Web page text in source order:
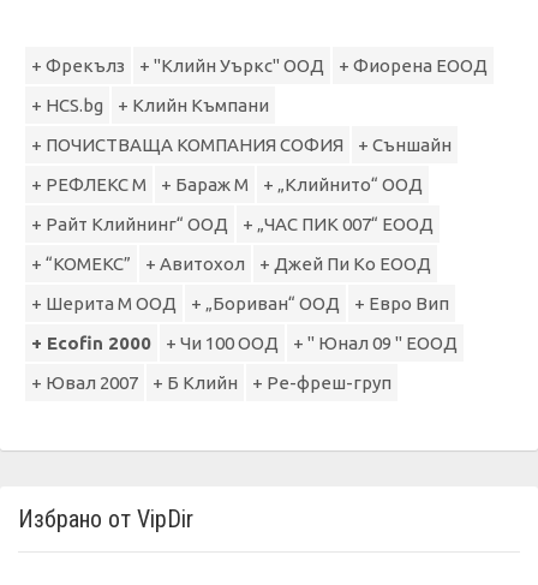
+ Фрекълз + "Клийн Уъркс" ООД
+ Фиорена ЕООД
+ HCS.bg
+ Клийн Къмпани
+ ПОЧИСТВАЩА КОМПАНИЯ СОФИЯ
+ Съншайн
+ РЕФЛЕКС М
+ Бараж М
+ „Клийнито“ ООД
+ Райт Клийнинг“ ООД
+ „ЧАС ПИК 007“ ЕООД
+ “КОМЕКС”
+ Авитохол
+ Джей Пи Ко ЕООД
+ Шерита М ООД
+ „Бориван“ ООД
+ Евро Вип
+ Ecofin 2000
+ Чи 100 ООД
+ " Юнал 09 " ЕООД
+ Ювал 2007
+ Б Клийн + Ре-фреш-груп
Избрано от VipDir